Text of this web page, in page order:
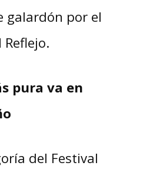
galardón por el
pura va en
del Festival